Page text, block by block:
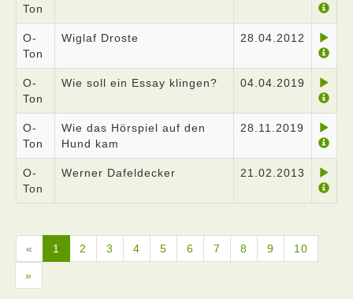
Ton
O-
Ton
Wiglaf Droste 28.04.2012
O-
Ton
Wie soll ein Essay klingen? 04.04.2019
O-
Ton
Wie das Hörspiel auf den
Hund kam
28.11.2019
O-
Ton
Werner Dafeldecker 21.02.2013
« 1 2 3 4 5 6 7 8 9 10
»